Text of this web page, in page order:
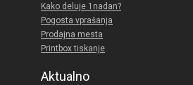
Kako deluje 1nadan?
Pogosta vprašanja
Prodajna mesta
Printbox tiskanje
Aktualno